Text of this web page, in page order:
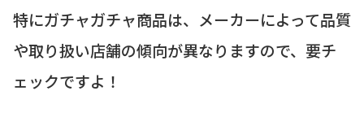
特にガチャガチャ商品は、メーカーによって品質
や取り扱い店舗の傾向が異なりますので、要チ
ェックですよ！